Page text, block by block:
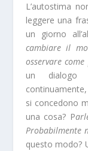
L’autostima
leggere una
un giorno
cambiare il
osservare
un dialogo
si concedono
una cosa? P
Probabilmente
questo modo?